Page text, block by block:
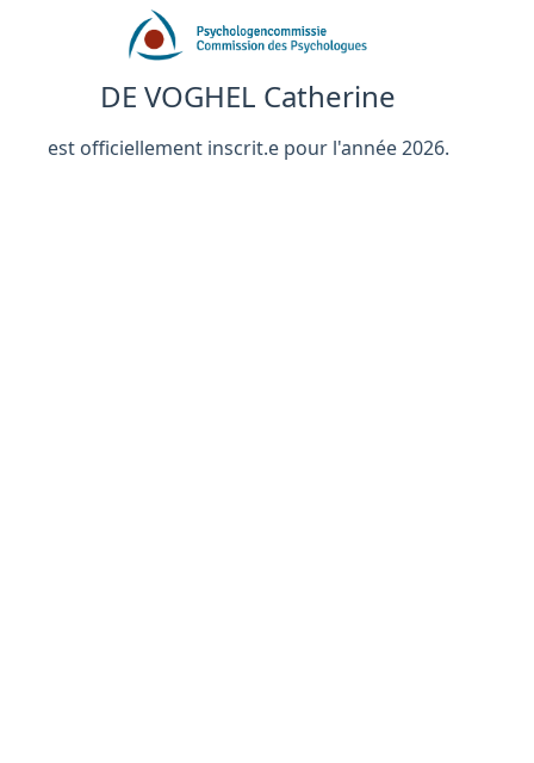
DE VOGHEL Catherine
est officiellement inscrit.e pour l'année 2026.